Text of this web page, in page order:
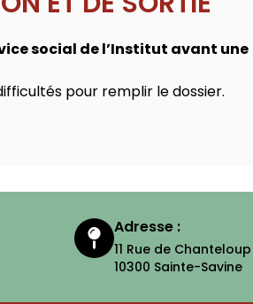
social de l’Institut avant une
pour remplir le dossier.
Adresse :
11 Rue de Chanteloup
10300 Sainte-Savine